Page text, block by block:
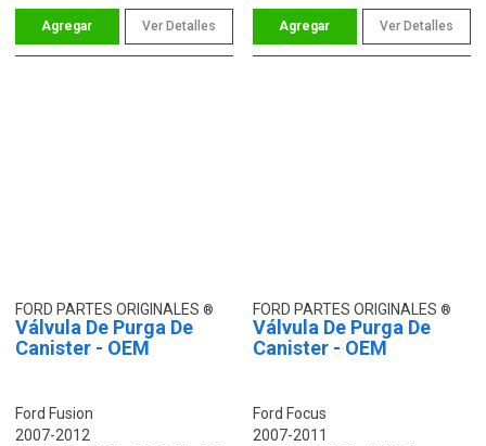
Ver Detalles Ver Detalles
FORD PARTES ORIGINALES
Válvula De Purga De
Canister - OEM
Ford Fusion
2007-2012
FORD PARTES ORIGINALES
Válvula De Purga De
Canister - OEM
Ford Focus
2007-2011